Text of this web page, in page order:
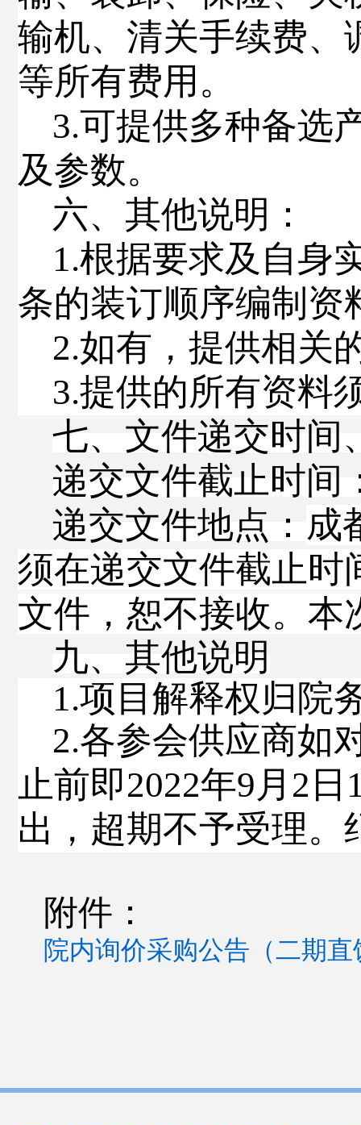
输机、清关手续费、
等所有费用。
3.可提供多种备选
及参数。
六、其他说明：
1.根据要求及自身
条的装订顺序编制 资
2.如有，提供相关
3.提供的所有资料
七、文件递交时间
递交文件截止时间
递交文件地点： 成
须在递交文件截止时
文件，恕不接收。本
九、其他说明
1.项目解释权归院
2.各参会供应商如
止前即2022年9 月 2 日
出，超期不予受理。
附件：
院内询价采购公告（二期直